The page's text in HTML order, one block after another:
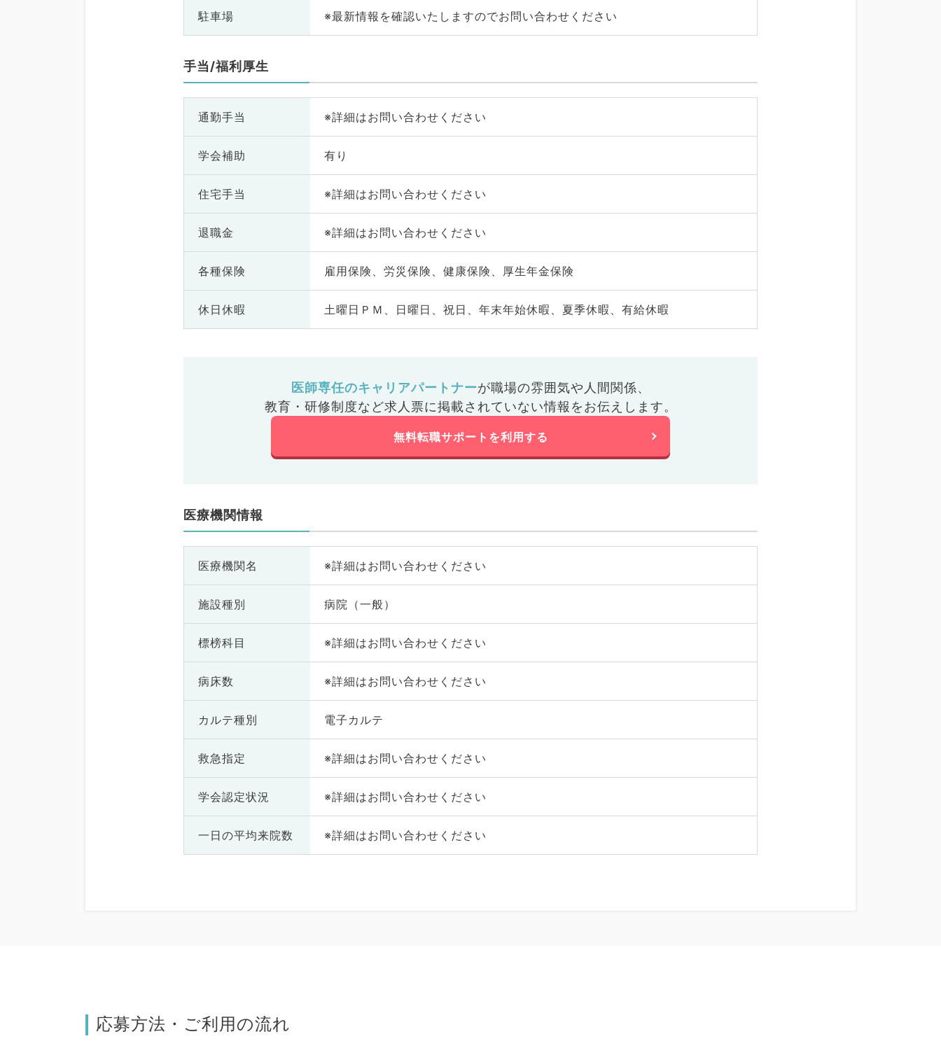
駐車場 ※最新情報を確認いたしますのでお問い合わせください
手当/福利厚生
通勤手当 ※詳細はお問い合わせください
学会補助 有り
住宅手当 ※詳細はお問い合わせください
退職金 ※詳細はお問い合わせください
各種保険 雇用保険、労災保険、健康保険、厚生年金保険
休日休暇 土曜日ＰＭ、日曜日、祝日、年末年始休暇、夏季休暇、有給休暇
医師専任のキャリアパートナーが職場の雰囲気や人間関係、
教育・研修制度など求人票に掲載されていない情報をお伝えします。
無料転職サポートを利用する
医療機関情報
医療機関名 ※詳細はお問い合わせください
施設種別 病院（一般）
標榜科目 ※詳細はお問い合わせください
病床数 ※詳細はお問い合わせください
カルテ種別 電子カルテ
救急指定 ※詳細はお問い合わせください
学会認定状況 ※詳細はお問い合わせください
一日の平均来院数 ※詳細はお問い合わせください
応募方法・ご利用の流れ